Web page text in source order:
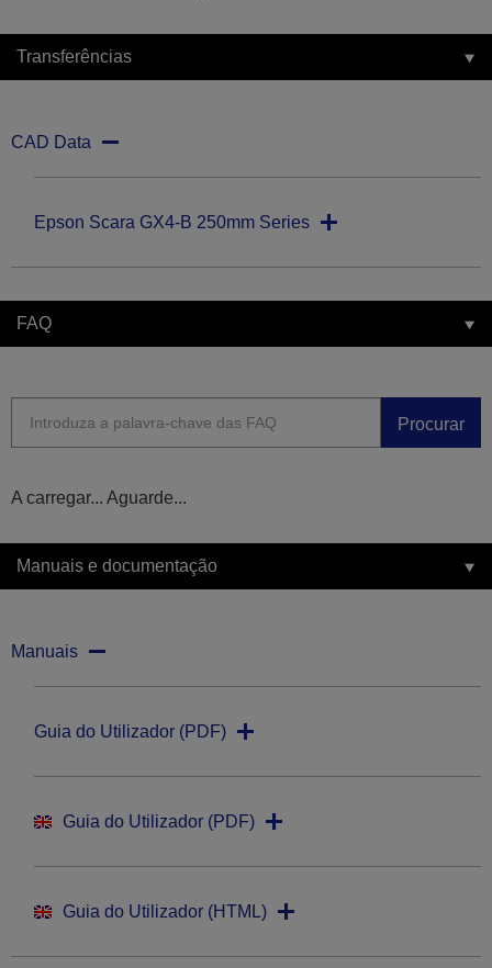
Transferências
CAD Data
Epson Scara GX4-B 250mm Series
FAQ
Procurar
A carregar... Aguarde...
Manuais e documentação
Manuais
Guia do Utilizador (PDF)
Guia do Utilizador (PDF)
Guia do Utilizador (HTML)